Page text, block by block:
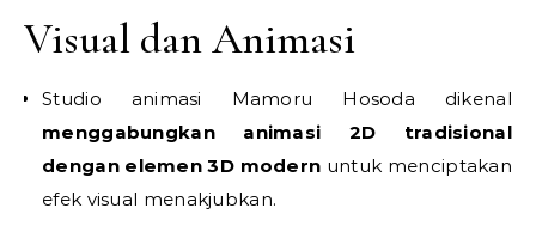
Visual dan Animasi
Studio animasi Mamoru Hosoda dikenal
menggabungkan animasi 2D tradisional
dengan elemen 3D modern untuk menciptakan
efek visual menakjubkan.